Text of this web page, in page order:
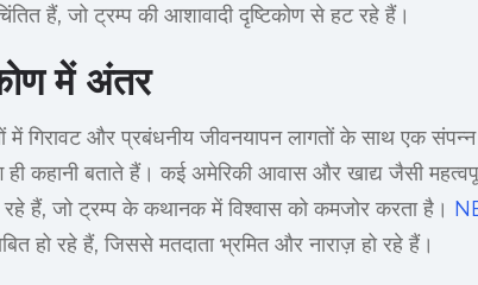
हैं, जो ट्रम्प की आशावादी दृष्टिकोण से हट रहे हैं।
में अंतर
में गिरावट और प्रबंधनीय जीवनयापन लागतों के साथ एक
कहानी बताते हैं। कई अमेरिकी आवास और खाद्य जैसी
रहे हैं, जो ट्रम्प के कथानक में विश्वास को कमजोर करता है।
हो रहे हैं, जिससे मतदाता भ्रमित और नाराज़ हो रहे हैं।